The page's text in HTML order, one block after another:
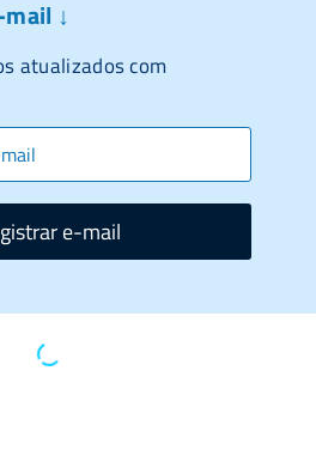
↓
atualizados com
e-mail